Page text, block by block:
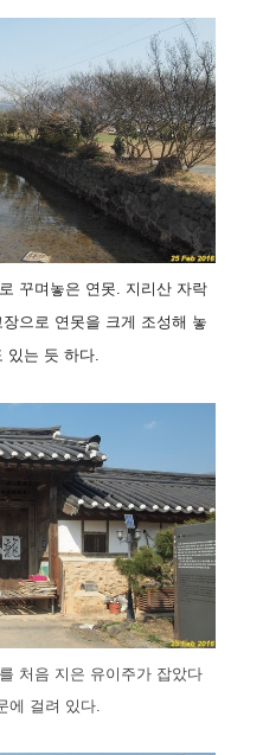
꾸며놓은 연못. 지리산 자락
으로 연못을 크게 조성해 놓
있는 듯 하다.
처음 지은 유이주가 잡았다
에 걸려 있다.